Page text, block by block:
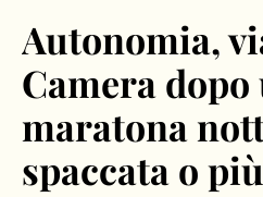
Autonomia,
Camera dopo
maratona
spaccata o